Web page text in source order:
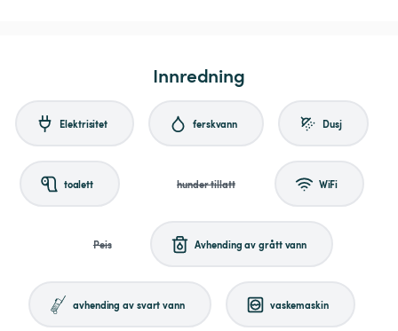
Innredning
Elektrisitet ferskvann Dusj
toalett hunder tillatt WiFi
Peis Avhending av grått vann
avhending av svart vann vaskemaskin